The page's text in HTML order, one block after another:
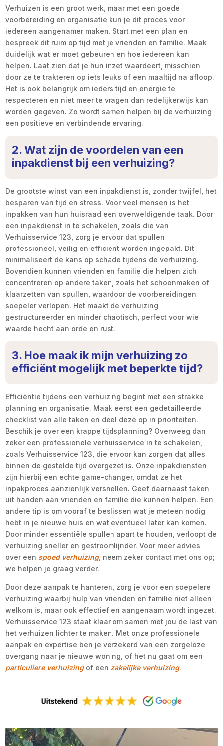
Verhuizen is een groot werk, maar met een goede
voorbereiding en organisatie kun je dit proces voor
iedereen aangenamer maken. Start met een plan en
bespreek dit ruim op tijd met je vrienden en familie. Maak
duidelijk wat er moet gebeuren en hoe iedereen kan
helpen. Laat zien dat je hun inzet waardeert, misschien
door ze te trakteren op iets leuks of een maaltijd na afloop.
Het is ook belangrijk om ieders tijd en energie te
respecteren en niet meer te vragen dan redelijkerwijs kan
worden gegeven. Zo wordt samen helpen bij de verhuizing
een positieve en verbindende ervaring.
2. Wat zijn de voordelen van een
inpakdienst bij een verhuizing?
De grootste winst van een inpakdienst is, zonder twijfel, het
besparen van tijd en stress. Voor veel mensen is het
inpakken van hun huisraad een overweldigende taak. Door
een inpakdienst in te schakelen, zoals die van
Verhuisservice 123, zorg je ervoor dat spullen
professioneel, veilig en efficiënt worden ingepakt. Dit
minimaliseert de kans op schade tijdens de verhuizing.
Bovendien kunnen vrienden en familie die helpen zich
concentreren op andere taken, zoals het schoonmaken of
klaarzetten van spullen, waardoor de voorbereidingen
soepeler verlopen. Het maakt de verhuizing
gestructureerder en minder chaotisch, perfect voor wie
waarde hecht aan orde en rust.
3. Hoe maak ik mijn verhuizing zo
efficiënt mogelijk met beperkte tijd?
Efficiëntie tijdens een verhuizing begint met een strakke
planning en organisatie. Maak eerst een gedetailleerde
checklist van alle taken en deel deze op in prioriteiten.
Beschik je over een krappe tijdsplanning? Overweeg dan
zeker een professionele verhuisservice in te schakelen,
zoals Verhuisservice 123, die ervoor kan zorgen dat alles
binnen de gestelde tijd overgezet is. Onze inpakdiensten
zijn hierbij een echte game-changer, omdat ze het
inpakproces aanzienlijk versnellen. Geef daarnaast taken
uit handen aan vrienden en familie die kunnen helpen. Een
andere tip is om vooraf te beslissen wat je meteen nodig
hebt in je nieuwe huis en wat eventueel later kan komen.
Door minder essentiële spullen apart te houden, verloopt de
verhuizing sneller en gestroomlijnder. Voor meer advies
over een spoed verhuizing, neem zeker contact met ons op;
we helpen je graag verder.
Door deze aanpak te hanteren, zorg je voor een soepelere
verhuizing waarbij hulp van vrienden en familie niet alleen
welkom is, maar ook effectief en aangenaam wordt ingezet.
Verhuisservice 123 staat klaar om samen met jou de last van
het verhuizen lichter te maken. Met onze professionele
aanpak en expertise ben je verzekerd van een zorgeloze
overgang naar je nieuwe woning, of het nu gaat om een
particuliere verhuizingof een zakelijke verhuizing.